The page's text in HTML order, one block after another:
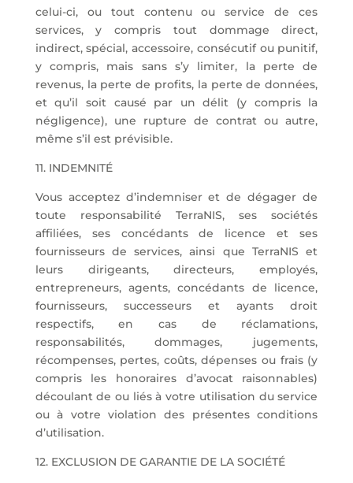
celui-ci, ou tout contenu ou service de ces
services, y compris tout dommage direct,
indirect, spécial, accessoire, consécutif ou punitif,
y compris, mais sans s’y limiter, la perte de
revenus, la perte de profits, la perte de données,
et qu’il soit causé par un délit (y compris la
négligence), une rupture de contrat ou autre,
même s’il est prévisible.
11. INDEMNITÉ
Vous acceptez d’indemniser et de dégager de
toute responsabilité TerraNIS, ses sociétés
affiliées, ses concédants de licence et ses
fournisseurs de services, ainsi que TerraNIS et
leurs dirigeants, directeurs, employés,
entrepreneurs, agents, concédants de licence,
fournisseurs, successeurs et ayants droit
respectifs, en cas de réclamations,
responsabilités, dommages, jugements,
récompenses, pertes, coûts, dépenses ou frais (y
compris les honoraires d’avocat raisonnables)
découlant de ou liés à votre utilisation du service
ou à votre violation des présentes conditions
d’utilisation.
12. EXCLUSION DE GARANTIE DE LA SOCIÉTÉ